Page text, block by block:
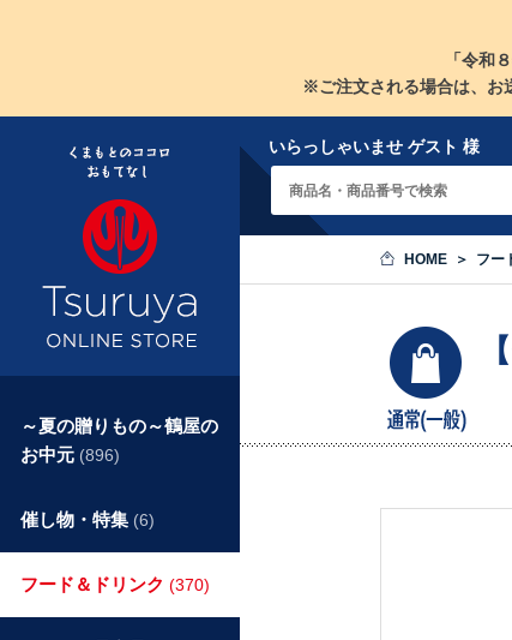
「令和
※ご注文される場合は、お
いらっしゃいませ ゲスト 様
HOME フー
～夏の贈りもの～鶴屋の
お中元 (896)
催し物・特集 (6)
フード＆ドリンク (370)